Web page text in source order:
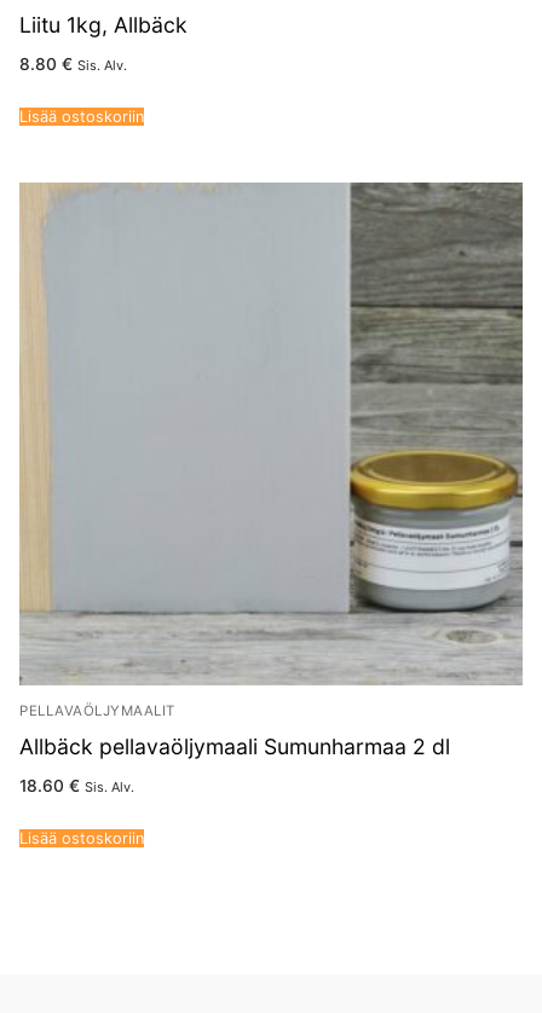
Liitu 1kg, Allbäck
8.80 € Sis. Alv.
Lisää ostoskoriin
PELLAVAÖLJYMAALIT
Allbäck pellavaöljymaali Sumunharmaa 2 dl
18.60 € Sis. Alv.
Lisää ostoskoriin